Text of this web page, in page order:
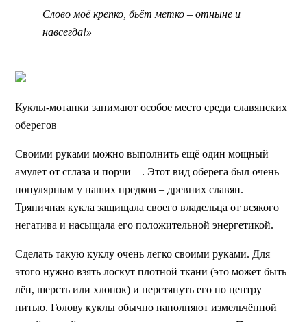
Слово моё крепко, бьёт метко – отныне и
навсегда!»
Куклы-мотанки занимают особое место среди славянских
оберегов
Своими руками можно выполнить ещё один мощный
амулет от сглаза и порчи – . Этот вид оберега был очень
популярным у наших предков – древних славян.
Тряпичная кукла защищала своего владельца от всякого
негатива и насыщала его положительной энергетикой.
Сделать такую куклу очень легко своими руками. Для
этого нужно взять лоскут плотной ткани (это может быть
лён, шерсть или хлопок) и перетянуть его по центру
нитью. Голову куклы обычно наполняют измельчённой